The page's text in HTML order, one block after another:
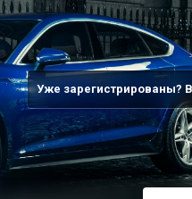
Уже зарегистрированы?